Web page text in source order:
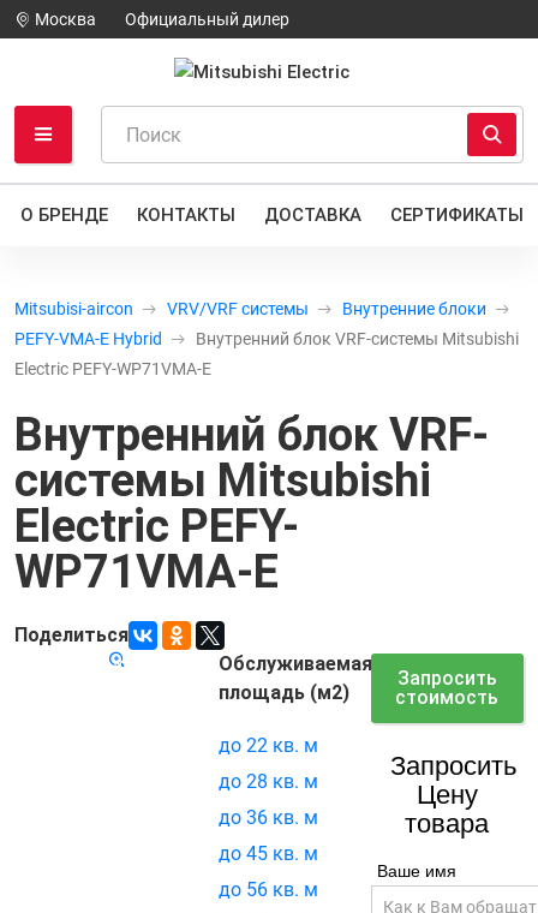
Москва Официальный дилер
О БРЕНДЕ КОНТАКТЫ ДОСТАВКА СЕРТИФИКАТЫ
Mitsubisi-aircon VRV/VRF системы
Внутренние блоки
PEFY-VMA-E Hybrid
Внутренний блок VRF-системы Mitsubishi
Electric PEFY-WP71VMA-E
Внутренний блок VRF-
системы Mitsubishi
Electric PEFY-
WP71VMA-E
Поделиться
Код товара:
Запросить
стоимость
Запросить
Цену
товара
Ваше имя
Обслуживаемая
площадь (м2)
до 22 кв. м
до 28 кв. м
до 36 кв. м
до 45 кв. м
до 56 кв. м